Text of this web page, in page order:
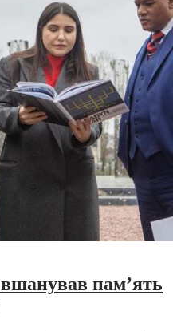
пам’ять